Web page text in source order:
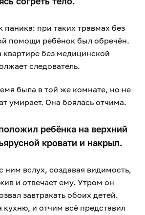
паника: при таких травмах без
помощи ребёнок был обречён.
без медицинской
следователь.
была в той же комнате, но не
умирает. Она боялась отчима.
ребёнка на верхний
кровати и накрыл.
ним вслух, создавая видимость,
и отвечает ему. Утром он
завтракать обоих детей.
и отчим всё представил